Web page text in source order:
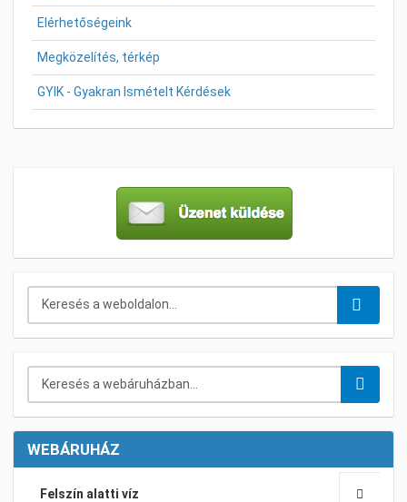
Elérhetőségeink
Megközelítés, térkép
GYIK - Gyakran Ismételt Kérdések
WEBÁRUHÁZ
Felszín alatti víz